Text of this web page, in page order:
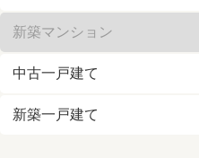
新築マンション
中古一戸建て
新築一戸建て